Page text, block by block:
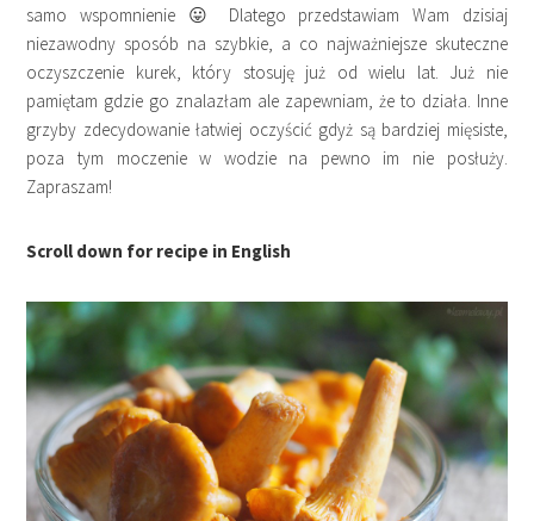
samo wspomnienie 😛 Dlatego przedstawiam Wam dzisiaj
niezawodny sposób na szybkie, a co najważniejsze skuteczne
oczyszczenie kurek, który stosuję już od wielu lat. Już nie
pamiętam gdzie go znalazłam ale zapewniam, że to działa. Inne
grzyby zdecydowanie łatwiej oczyścić gdyż są bardziej mięsiste,
poza tym moczenie w wodzie na pewno im nie posłuży.
Zapraszam!
Scroll down for recipe in English